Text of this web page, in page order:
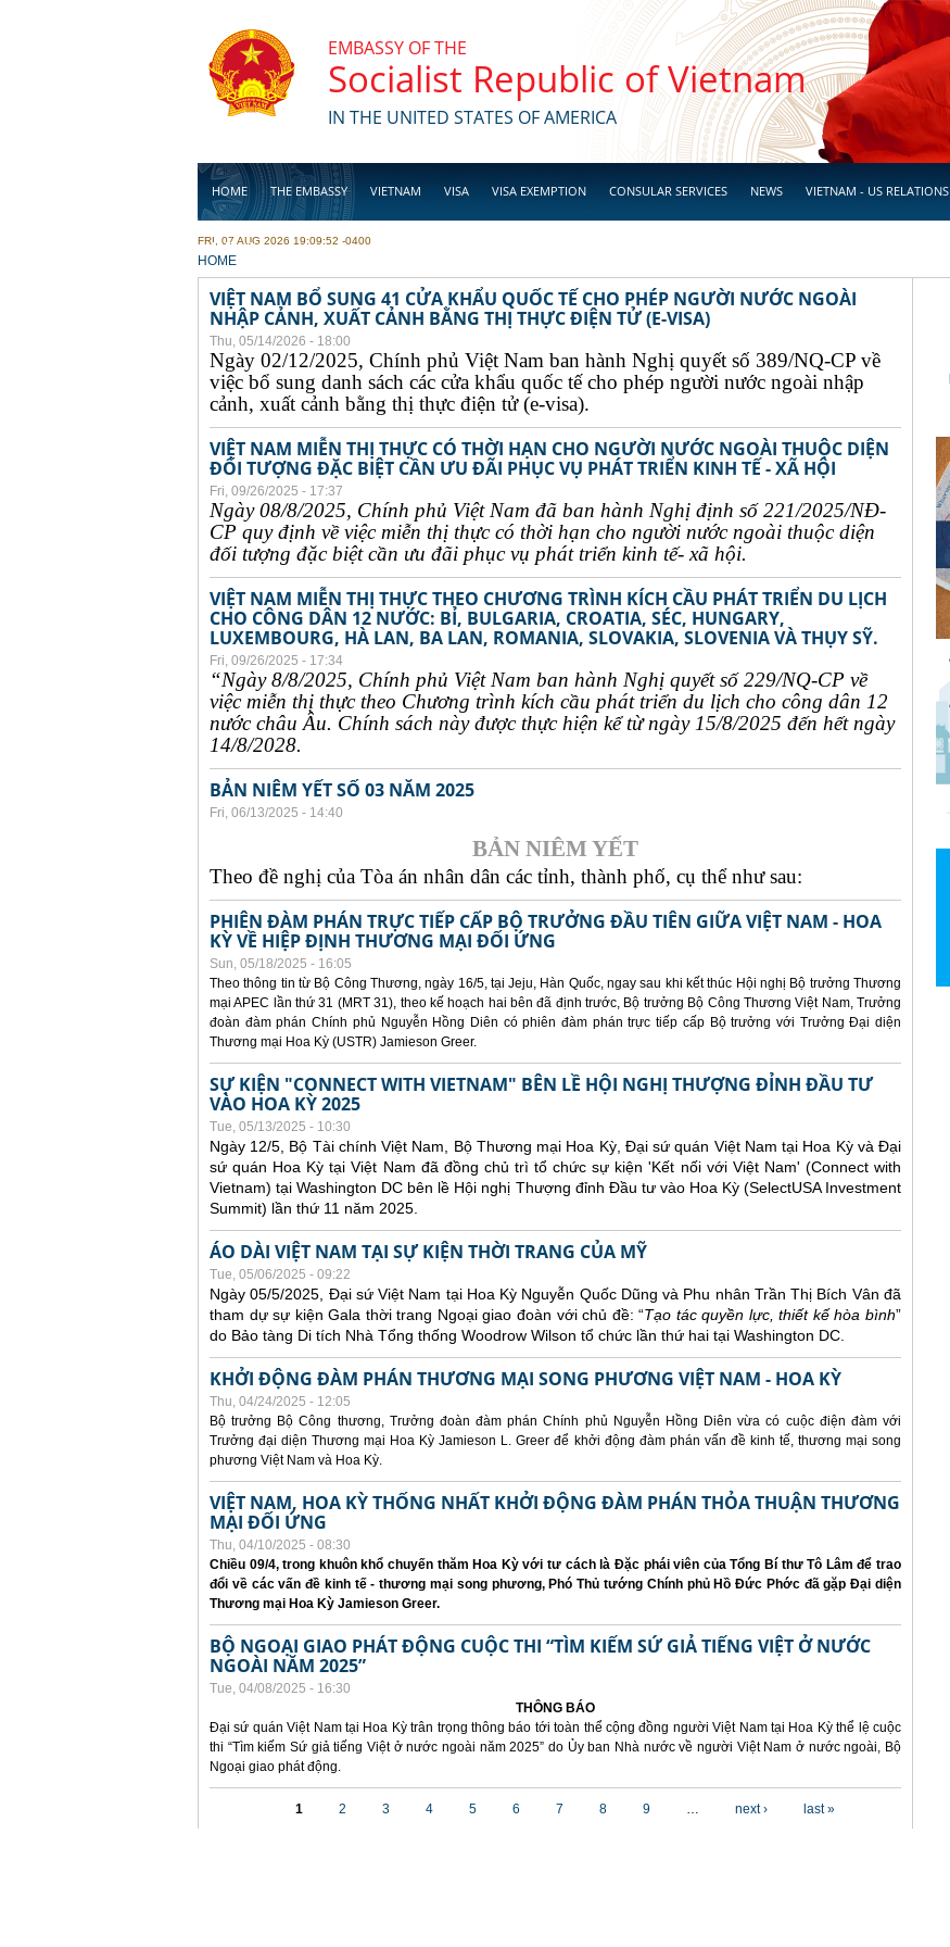
EMBASSY OF THE
Socialist Republic of Vietnam
IN THE UNITED STATES OF AMERICA
HOME THE EMBASSY VIETNAM VISA VISA EXEMPTION CONSULAR SERVICES NEWS VIETNAM - US RELATIONS
BUSINESS
FRI, 07 AUG 2026 19:09:52 -0400
YOU ARE HERE
HOME
VIỆT NAM BỔ SUNG 41 CỬA KHẨU QUỐC TẾ CHO PHÉP NGƯỜI NƯỚC NGOÀI
NHẬP CẢNH, XUẤT CẢNH BẰNG THỊ THỰC ĐIỆN TỬ (E-VISA)
Thu, 05/14/2026 - 18:00
Ngày 02/12/2025, Chính phủ Việt Nam ban hành Nghị quyết số 389/NQ-CP về
việc bổ sung danh sách các cửa khẩu quốc tế cho phép người nước ngoài nhập
cảnh, xuất cảnh bằng thị thực điện tử (e-visa).
VIỆT NAM MIỄN THỊ THỰC CÓ THỜI HẠN CHO NGƯỜI NƯỚC NGOÀI THUỘC DIỆN
ĐỐI TƯỢNG ĐẶC BIỆT CẦN ƯU ĐÃI PHỤC VỤ PHÁT TRIỂN KINH TẾ - XÃ HỘI
Fri, 09/26/2025 - 17:37
Ngày 08/8/2025, Chính phủ Việt Nam đã ban hành Nghị định số 221/2025/NĐ-
CP quy định về việc miễn thị thực có thời hạn cho người nước ngoài thuộc diện
đối tượng đặc biệt cần ưu đãi phục vụ phát triển kinh tế- xã hội.
VIỆT NAM MIỄN THỊ THỰC THEO CHƯƠNG TRÌNH KÍCH CẦU PHÁT TRIỂN DU LỊCH
CHO CÔNG DÂN 12 NƯỚC: BỈ, BULGARIA, CROATIA, SÉC, HUNGARY,
LUXEMBOURG, HÀ LAN, BA LAN, ROMANIA, SLOVAKIA, SLOVENIA VÀ THỤY SỸ.
Fri, 09/26/2025 - 17:34
“Ngày 8/8/2025, Chính phủ Việt Nam ban hành Nghị quyết số 229/NQ-CP về
việc miễn thị thực theo Chương trình kích cầu phát triển du lịch cho công dân 12
nước châu Âu. Chính sách này được thực hiện kể từ ngày 15/8/2025 đến hết ngày
14/8/2028.
BẢN NIÊM YẾT SỐ 03 NĂM 2025
Fri, 06/13/2025 - 14:40
BẢN NIÊM YẾT
Theo đề nghị của Tòa án nhân dân các tỉnh, thành phố, cụ thể như sau:
PHIÊN ĐÀM PHÁN TRỰC TIẾP CẤP BỘ TRƯỞNG ĐẦU TIÊN GIỮA VIỆT NAM - HOA
KỲ VỀ HIỆP ĐỊNH THƯƠNG MẠI ĐỐI ỨNG
Sun, 05/18/2025 - 16:05
Theo thông tin từ Bộ Công Thương, ngày 16/5, tại Jeju, Hàn Quốc, ngay sau khi kết thúc Hội nghị Bộ trưởng Thương
mại APEC lần thứ 31 (MRT 31), theo kế hoạch hai bên đã định trước, Bộ trưởng Bộ Công Thương Việt Nam, Trưởng
đoàn đàm phán Chính phủ Nguyễn Hồng Diên có phiên đàm phán trực tiếp cấp Bộ trưởng với Trưởng Đại diện
Thương mại Hoa Kỳ (USTR) Jamieson Greer.
SỰ KIỆN "CONNECT WITH VIETNAM" BÊN LỀ HỘI NGHỊ THƯỢNG ĐỈNH ĐẦU TƯ
VÀO HOA KỲ 2025
Tue, 05/13/2025 - 10:30
Ngày 12/5, Bộ Tài chính Việt Nam, Bộ Thương mại Hoa Kỳ, Đại sứ quán Việt Nam tại Hoa Kỳ và Đại
sứ quán Hoa Kỳ tại Việt Nam đã đồng chủ trì tổ chức sự kiện 'Kết nối với Việt Nam' (Connect with
Vietnam) tại Washington DC bên lề Hội nghị Thượng đỉnh Đầu tư vào Hoa Kỳ (SelectUSA Investment
Summit) lần thứ 11 năm 2025.
ÁO DÀI VIỆT NAM TẠI SỰ KIỆN THỜI TRANG CỦA MỸ
Tue, 05/06/2025 - 09:22
Ngày 05/5/2025, Đại sứ Việt Nam tại Hoa Kỳ Nguyễn Quốc Dũng và Phu nhân Trần Thị Bích Vân đã
tham dự sự kiện Gala thời trang Ngoại giao đoàn với chủ đề: “Tạo tác quyền lực, thiết kế hòa bình”
do Bảo tàng Di tích Nhà Tổng thống Woodrow Wilson tổ chức lần thứ hai tại Washington DC.
KHỞI ĐỘNG ĐÀM PHÁN THƯƠNG MẠI SONG PHƯƠNG VIỆT NAM - HOA KỲ
Thu, 04/24/2025 - 12:05
Bộ trưởng Bộ Công thương, Trưởng đoàn đàm phán Chính phủ Nguyễn Hồng Diên vừa có cuộc điện đàm với
Trưởng đại diện Thương mại Hoa Kỳ Jamieson L. Greer để khởi động đàm phán vấn đề kinh tế, thương mại song
phương Việt Nam và Hoa Kỳ.
VIỆT NAM, HOA KỲ THỐNG NHẤT KHỞI ĐỘNG ĐÀM PHÁN THỎA THUẬN THƯƠNG
MẠI ĐỐI ỨNG
Thu, 04/10/2025 - 08:30
Chiều 09/4, trong khuôn khổ chuyến thăm Hoa Kỳ với tư cách là Đặc phái viên của Tổng Bí thư Tô Lâm để trao
đổi về các vấn đề kinh tế - thương mại song phương, Phó Thủ tướng Chính phủ Hồ Đức Phớc đã gặp Đại diện
Thương mại Hoa Kỳ Jamieson Greer.
BỘ NGOẠI GIAO PHÁT ĐỘNG CUỘC THI “TÌM KIẾM SỨ GIẢ TIẾNG VIỆT Ở NƯỚC
NGOÀI NĂM 2025”
Tue, 04/08/2025 - 16:30
THÔNG BÁO
Đại sứ quán Việt Nam tại Hoa Kỳ trân trọng thông báo tới toàn thể cộng đồng người Việt Nam tại Hoa Kỳ thể lệ cuộc
thi “Tìm kiếm Sứ giả tiếng Việt ở nước ngoài năm 2025” do Ủy ban Nhà nước về người Việt Nam ở nước ngoài, Bộ
Ngoại giao phát động.
1 2 3 4 5 6 7 8 9 … next › last »